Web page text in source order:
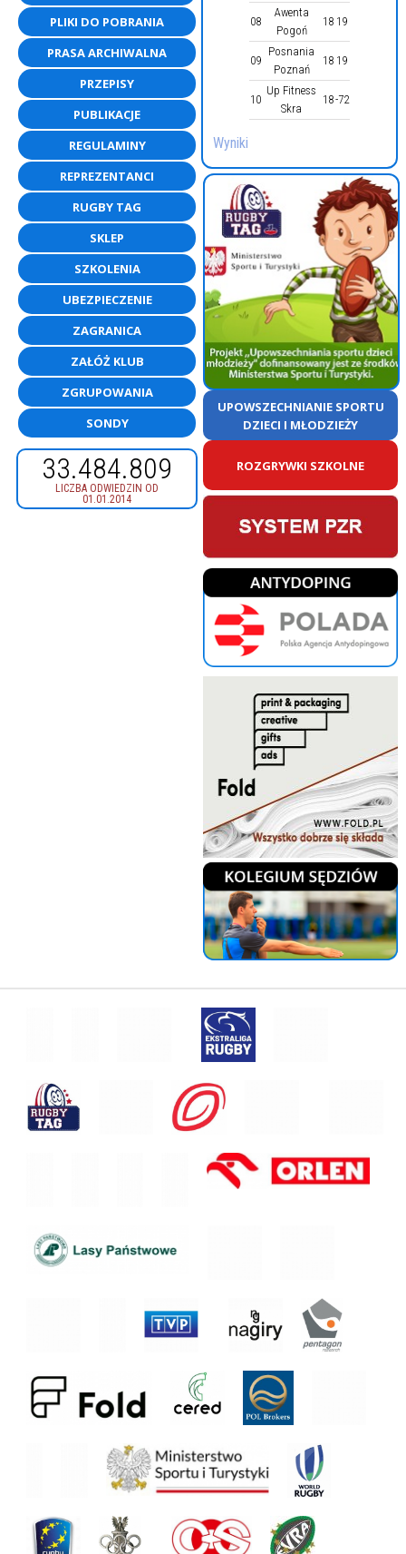
08
Awenta
Pogoń
18 19
09
Posnania
Poznań
18 19
10
Up Fitness
Skra
18-72
Wyniki
UPOWSZECHNIANIE SPORTU
DZIECI I MŁODZIEŻY
ROZGRYWKI SZKOLNE
PLIKI DO POBRANIA
PRASA ARCHIWALNA
PRZEPISY
PUBLIKACJE
REGULAMINY
REPREZENTANCI
RUGBY TAG
SKLEP
SZKOLENIA
UBEZPIECZENIE
ZAGRANICA
ZAŁÓŻ KLUB
ZGRUPOWANIA
SONDY
33.484.809
LICZBA ODWIEDZIN OD
01.01.2014